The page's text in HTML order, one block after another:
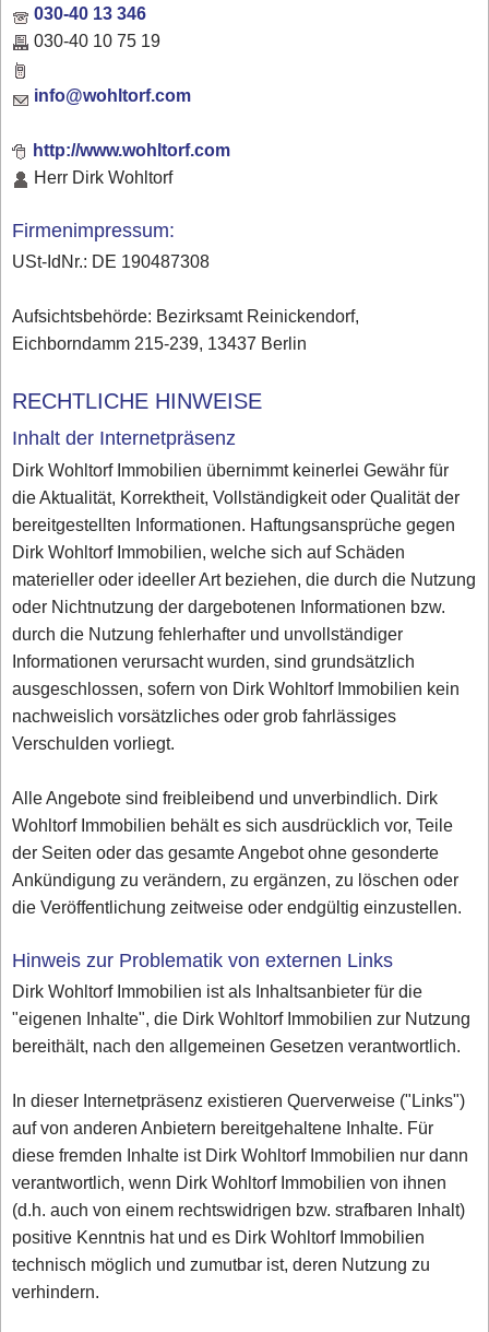
030-40 13 346
030-40 10 75 19
info@wohltorf.com
http://www.wohltorf.com
Herr Dirk Wohltorf
Firmenimpressum:
USt-IdNr.: DE 190487308
Aufsichtsbehörde: Bezirksamt Reinickendorf,
Eichborndamm 215-239, 13437 Berlin
RECHTLICHE HINWEISE
Inhalt der Internetpräsenz
Dirk Wohltorf Immobilien übernimmt keinerlei Gewähr für
die Aktualität, Korrektheit, Vollständigkeit oder Qualität der
bereitgestellten Informationen. Haftungsansprüche gegen
Dirk Wohltorf Immobilien, welche sich auf Schäden
materieller oder ideeller Art beziehen, die durch die Nutzung
oder Nichtnutzung der dargebotenen Informationen bzw.
durch die Nutzung fehlerhafter und unvollständiger
Informationen verursacht wurden, sind grundsätzlich
ausgeschlossen, sofern von Dirk Wohltorf Immobilien kein
nachweislich vorsätzliches oder grob fahrlässiges
Verschulden vorliegt.
Alle Angebote sind freibleibend und unverbindlich. Dirk
Wohltorf Immobilien behält es sich ausdrücklich vor, Teile
der Seiten oder das gesamte Angebot ohne gesonderte
Ankündigung zu verändern, zu ergänzen, zu löschen oder
die Veröffentlichung zeitweise oder endgültig einzustellen.
Hinweis zur Problematik von externen Links
Dirk Wohltorf Immobilien ist als Inhaltsanbieter für die
"eigenen Inhalte", die Dirk Wohltorf Immobilien zur Nutzung
bereithält, nach den allgemeinen Gesetzen verantwortlich.
In dieser Internetpräsenz existieren Querverweise ("Links")
auf von anderen Anbietern bereitgehaltene Inhalte. Für
diese fremden Inhalte ist Dirk Wohltorf Immobilien nur dann
verantwortlich, wenn Dirk Wohltorf Immobilien von ihnen
(d.h. auch von einem rechtswidrigen bzw. strafbaren Inhalt)
positive Kenntnis hat und es Dirk Wohltorf Immobilien
technisch möglich und zumutbar ist, deren Nutzung zu
verhindern.